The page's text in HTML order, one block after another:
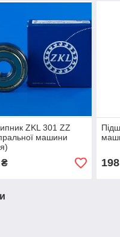
ZKL 301 ZZ
машини
198